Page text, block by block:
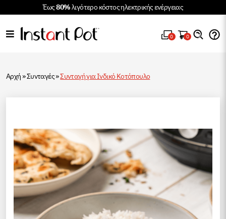
Έως80%λιγότερο κόστος ηλεκτρικής ενέργειας
0 0
Αρχή»Συνταγές»Συνταγή για Ινδικό Κοτόπουλο